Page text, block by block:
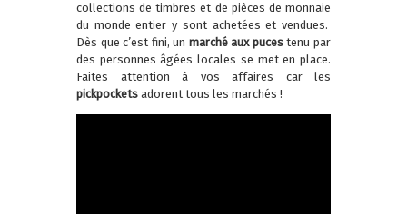
collections de timbres et de pièces de monnaie
du monde entier y sont achetées et vendues.
Dès que c’est fini, un marché aux pucestenu par
des personnes âgées locales se met en place.
Faites attention à vos affaires car les
pickpockets adorent tous les marchés !